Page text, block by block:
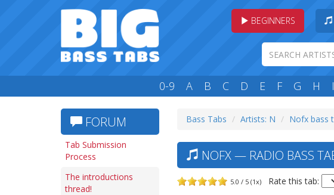
BEGINNERS
0-9 A B C D E F G H I
FORUM
Tab Submission
Process
The introductions
thread!
Bass Tabs Artists: N Nofx bass
NOFX — RADIO BASS
5.0 / 5 (1x) Rate this tab: